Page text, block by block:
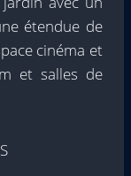
étendue de
cinéma et
et salles de